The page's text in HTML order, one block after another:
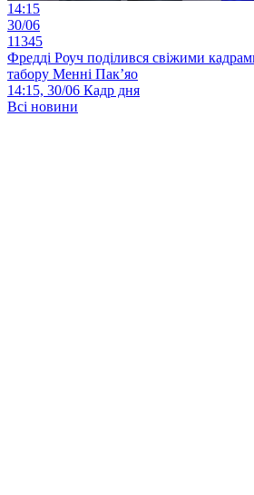
14:15
30/06
11345
Фредді Роуч поділився свіжими
табору Менні Пак’яо
14:15, 30/06 Кадр дня
Всі новини